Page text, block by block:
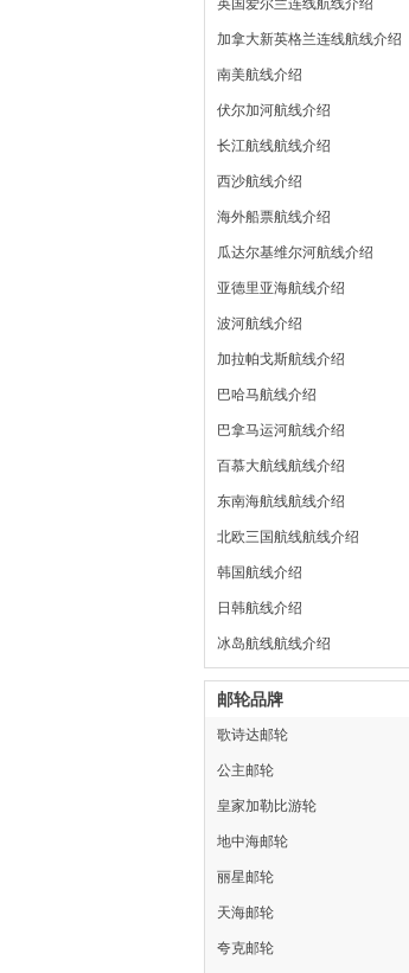
英国爱尔兰连线航线介绍
加拿大新英格兰连线航线介绍
南美航线介绍
伏尔加河航线介绍
长江航线航线介绍
西沙航线介绍
海外船票航线介绍
瓜达尔基维尔河航线介绍
亚德里亚海航线介绍
波河航线介绍
加拉帕戈斯航线介绍
巴哈马航线介绍
巴拿马运河航线介绍
百慕大航线航线介绍
东南海航线航线介绍
北欧三国航线航线介绍
韩国航线介绍
日韩航线介绍
冰岛航线航线介绍
邮轮品牌
歌诗达邮轮
公主邮轮
皇家加勒比游轮
地中海邮轮
丽星邮轮
天海邮轮
夸克邮轮